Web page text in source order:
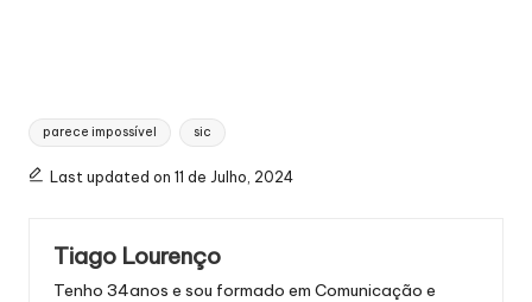
Tags:
parece impossível sic
Last updated on 11 de Julho, 2024
Tiago Lourenço
Tenho 34anos e sou formado em Comunicação e